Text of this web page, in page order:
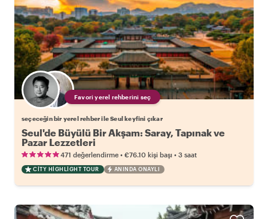
Favori yerel rehberini seç
seçeceğin bir yerel rehber ile Seul keyfini çıkar
Seul'de Büyülü Bir Akşam: Saray, Tapınak ve
Pazar Lezzetleri
471 değerlendirme • €76.10 kişi başı • 3 saat
CITY HIGHLIGHT TOUR ANINDA ONAYLI